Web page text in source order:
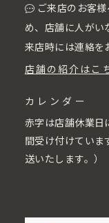
ご来店のお客
め、店舗に人がい
来店時には連絡を
店舗の紹介はこ
カレンダー
赤字は店舗休業日
間受け付けていま
送いたします。）